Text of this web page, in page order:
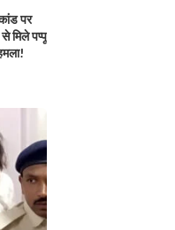
पर
से मिले पप्पू